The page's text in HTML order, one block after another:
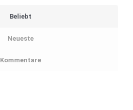
Beliebt
Neueste
Kommentare